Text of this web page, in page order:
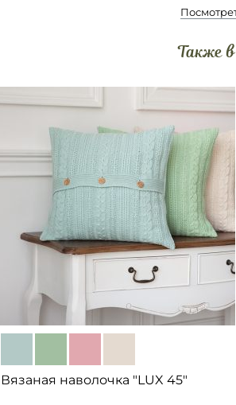
Также
Вязаная наволочка "LUX 45"